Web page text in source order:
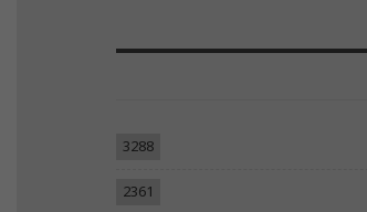
3288
2361